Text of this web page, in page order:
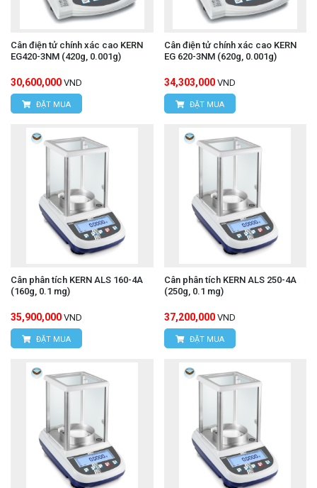
Cân điện tử chính xác cao KERN
EG420-3NM (420g, 0.001g)
30,600,000 VND
ĐẶT MUA
Cân điện tử chính xác cao KERN
EG 620-3NM (620g, 0.001g)
34,303,000 VND
ĐẶT MUA
Cân phân tích KERN ALS 160-4A
(160g, 0.1 mg)
35,900,000 VND
ĐẶT MUA
Cân phân tích KERN ALS 250-4A
(250g, 0.1 mg)
37,200,000 VND
ĐẶT MUA